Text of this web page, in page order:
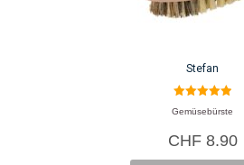
Stefan
5.00
von 5
Gemüsebürste
CHF8.90